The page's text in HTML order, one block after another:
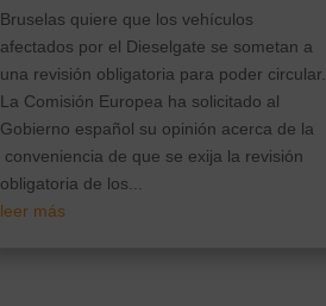
Bruselas quiere que los vehículos
afectados por el Dieselgate se sometan a
una revisión obligatoria para poder circular.
La Comisión Europea ha solicitado al
Gobierno español su opinión acerca de la
conveniencia de que se exija la revisión
obligatoria de los...
leer más